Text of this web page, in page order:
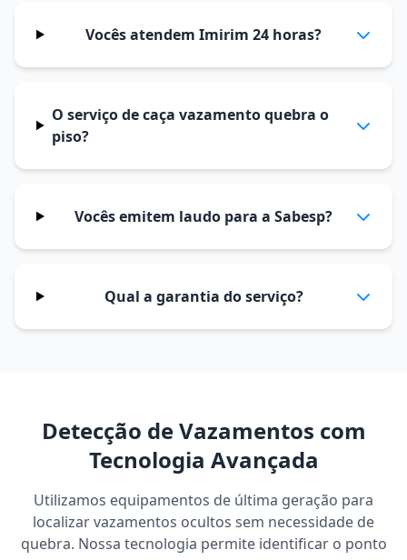
Vocês atendem Imirim 24 horas?
O serviço de caça vazamento quebra o
piso?
Vocês emitem laudo para a Sabesp?
Qual a garantia do serviço?
Detecção de Vazamentos com
Tecnologia Avançada
Utilizamos equipamentos de última geração para
localizar vazamentos ocultos sem necessidade de
quebra. Nossa tecnologia permite identificar o ponto